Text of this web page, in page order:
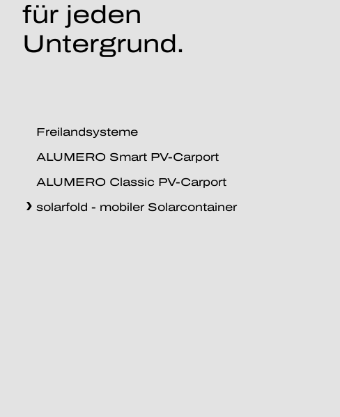
für jeden
Untergrund.
Freilandsysteme
ALUMERO Smart PV-Carport
ALUMERO Classic PV-Carport
solarfold - mobiler Solarcontainer